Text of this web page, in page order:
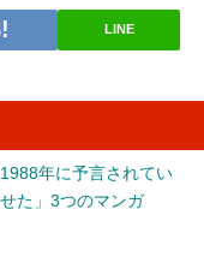
LINE
年に予言されてい
た」3つのマンガ